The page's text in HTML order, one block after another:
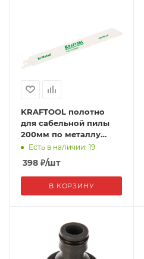
KRAFTOOL полотно
для сабельной пилы
200мм по металлу
шаг1,4мм
Есть в наличии: 19
398 ₽/шт
В КОРЗИНУ